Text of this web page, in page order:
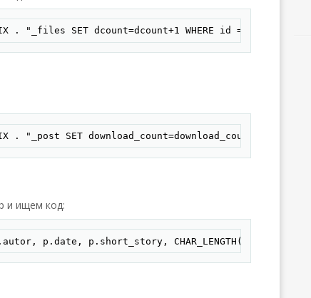
. "_files SET dcount=dcount+1 WHERE id ='$id'" );
Скопировать
. "_post SET download_count=download_count+1
Скопировать
и ищем код:
p.date, p.short_story,
Скопировать